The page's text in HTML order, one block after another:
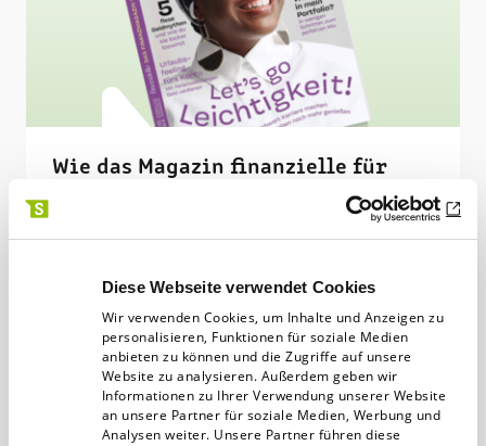
Diese Webseite verwendet Cookies
Wir verwenden Cookies, um Inhalte und Anzeigen zu
personalisieren, Funktionen für soziale Medien
anbieten zu können und die Zugriffe auf unsere
Website zu analysieren. Außerdem geben wir
Informationen zu Ihrer Verwendung unserer Website
an unsere Partner für soziale Medien, Werbung und
Analysen weiter. Unsere Partner führen diese
Wie das Magazin finanzielle für
Empowerment und Verantwortung
und nicht ernst genommen. Die Belange von
Frauen in der…
Druckerei 27.03.25 3 min